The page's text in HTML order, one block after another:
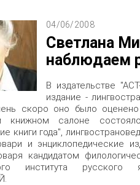
04/06/2008
Светлана
наблюдаем
В издательстве
издание -
скоро оно было оценено
книжном салоне
книги года",
и энциклопедические
кандидатом
института